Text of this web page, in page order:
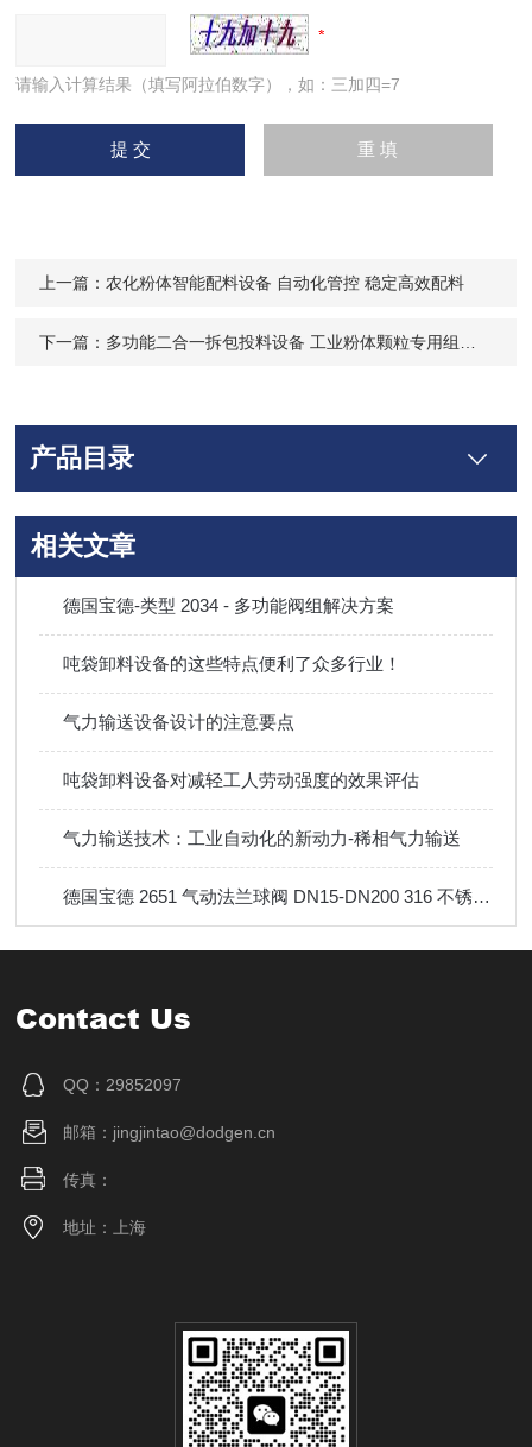
请输入计算结果（填写阿拉伯数字），如：三加四=7
上一篇： 农化粉体智能配料设备 自动化管控 稳定高效配料
下一篇： 多功能二合一拆包投料设备 工业粉体颗粒专用组合卸料站 支持定制
产品目录
相关文章
德国宝德-类型 2034 - 多功能阀组解决方案
吨袋卸料设备的这些特点便利了众多行业！
气力输送设备设计的注意要点
吨袋卸料设备对减轻工人劳动强度的效果评估
气力输送技术：工业自动化的新动力-稀相气力输送
德国宝德 2651 气动法兰球阀 DN15-DN200 316 不锈钢防爆气动切断阀
Contact Us
QQ：29852097
邮箱：jingjintao@dodgen.cn
传真：
地址：上海